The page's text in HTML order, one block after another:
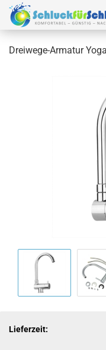
Dreiwege-Armatur
Lieferzeit: